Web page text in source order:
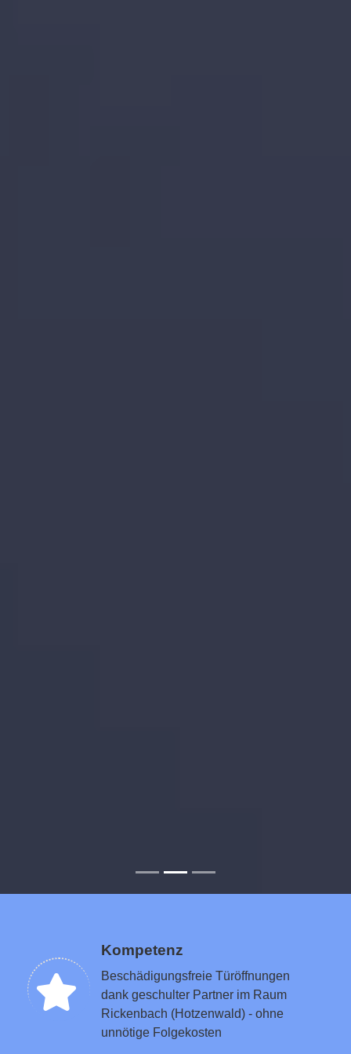
Kompetenz
Beschädigungsfreie Türöffnungen
dank geschulter Partner im Raum
Rickenbach (Hotzenwald) - ohne
unnötige Folgekosten